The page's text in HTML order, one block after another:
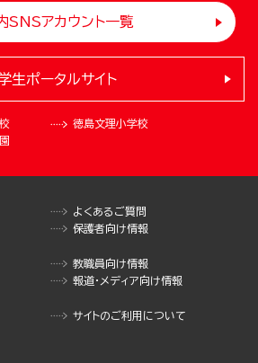
SNSアカウント一覧
徳島文理小学校
生ポータルサイト
よくあるご質問
保護者向け情報
教職員向け情報
報道・メディア向け情報
サイトのご利用について